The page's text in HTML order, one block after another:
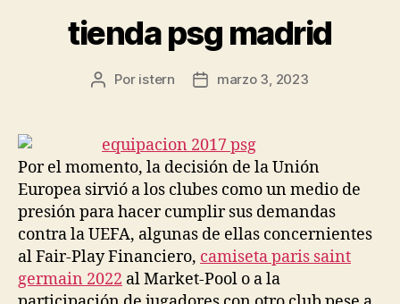
tienda psg madrid
Autor
entrada
Por istern
Fecha
entrada
marzo 3, 2023
Por el momento, la decisión de la Unión
Europea sirvió a los clubes como un medio de
presión para hacer cumplir sus demandas
contra la UEFA, algunas de ellas concernientes
al Fair-Play Financiero, camiseta paris saint
germain 2022 al Market-Pool o a la